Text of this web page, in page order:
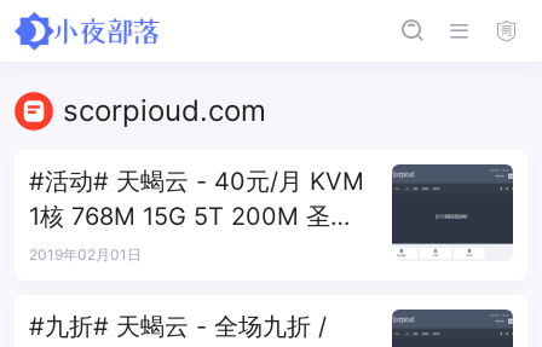
scorpioud.com
#活动# 天蝎云 - 40元/月 KVM
1核 768M 15G 5T 200M 圣何
塞
2019年02月01日
#九折# 天蝎云 - 全场九折 /